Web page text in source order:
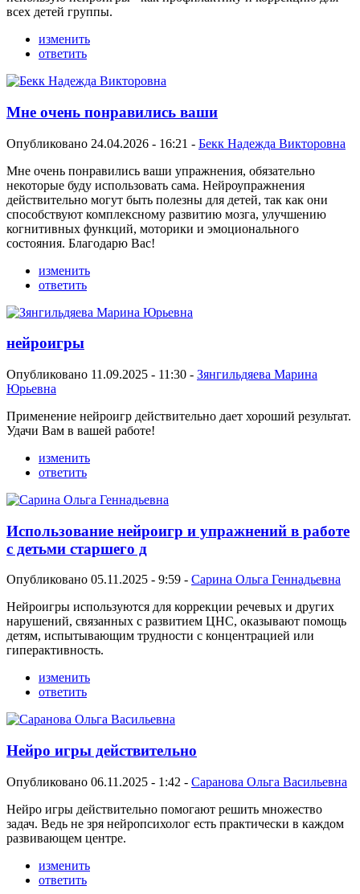
всех детей группы.
изменить
ответить
Мне очень понравились ваши
Опубликовано 24.04.2026 - 16:21 - Бекк Надежда Викторовна
Мне очень понравились ваши упражнения, обязательно
некоторые буду использовать сама. Нейроупражнения
действительно могут быть полезны для детей, так как они
способствуют комплексному развитию мозга, улучшению
когнитивных функций, моторики и эмоционального
состояния. Благодарю Вас!
изменить
ответить
нейроигры
Опубликовано 11.09.2025 - 11:30 - Зянгильдяева Марина
Юрьевна
Применение нейроигр действительно дает хороший результат.
Удачи Вам в вашей работе!
изменить
ответить
Использование нейроигр и упражнений в работе
с детьми старшего д
Опубликовано 05.11.2025 - 9:59 - Сарина Ольга Геннадьевна
Нейроигры используются для коррекции речевых и других
нарушений, связанных с развитием ЦНС, оказывают помощь
детям, испытывающим трудности с концентрацией или
гиперактивность.
изменить
ответить
Нейро игры действительно
Опубликовано 06.11.2025 - 1:42 - Саранова Ольга Васильевна
Нейро игры действительно помогают решить множество
задач. Ведь не зря нейропсихолог есть практически в каждом
развивающем центре.
изменить
ответить